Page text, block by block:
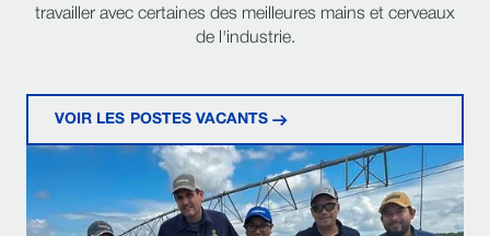
travailler avec certaines des meilleures mains et cerveaux
de l'industrie.
VOIR LES POSTES VACANTS